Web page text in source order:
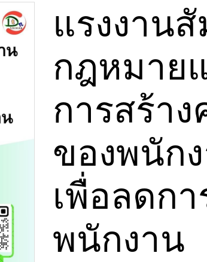
แรงงาน
กฎหมาย
การสร้า
ของพนัก
เพื่อลดก
พนักงาน